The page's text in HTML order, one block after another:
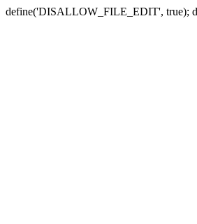
define('DISALLOW_FILE_EDIT', true);